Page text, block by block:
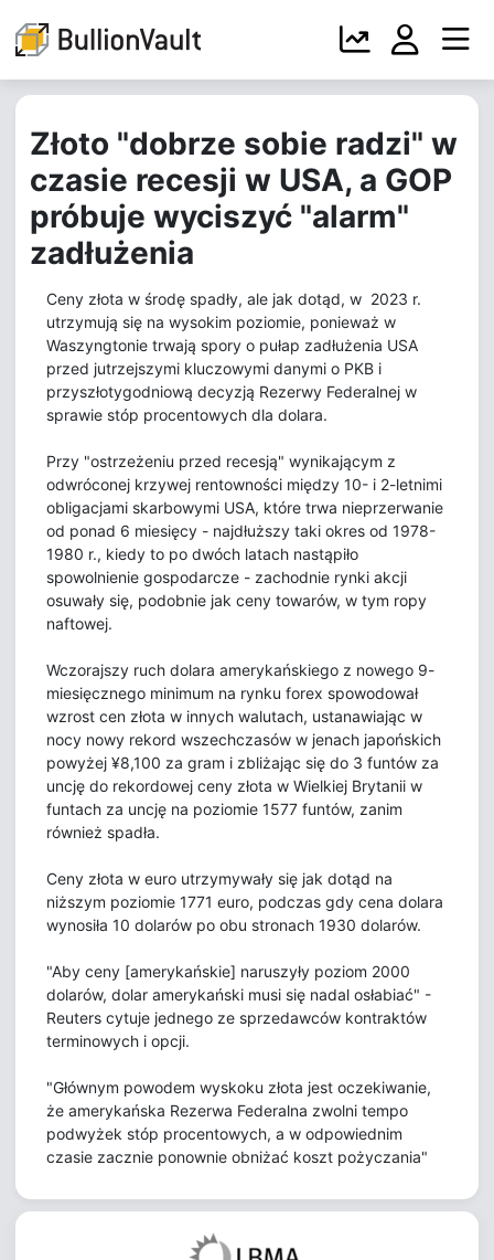
Złoto "dobrze sobie radzi" w
czasie recesji w USA, a GOP
próbuje wyciszyć "alarm"
zadłużenia
Ceny złota w środę spadły, ale jak dotąd, w 2023 r.
utrzymują się na wysokim poziomie, ponieważ w
Waszyngtonie trwają spory o pułap zadłużenia USA
przed jutrzejszymi kluczowymi danymi o PKB i
przyszłotygodniową decyzją Rezerwy Federalnej w
sprawie stóp procentowych dla dolara.
Przy "ostrzeżeniu przed recesją" wynikającym z
odwróconej krzywej rentowności między 10- i 2-letnimi
obligacjami skarbowymi USA, które trwa nieprzerwanie
od ponad 6 miesięcy - najdłuższy taki okres od 1978-
1980 r., kiedy to po dwóch latach nastąpiło
spowolnienie gospodarcze - zachodnie rynki akcji
osuwały się, podobnie jak ceny towarów, w tym ropy
naftowej.
Wczorajszy ruch dolara amerykańskiego z nowego 9-
miesięcznego minimum na rynku forex spowodował
wzrost cen złota w innych walutach, ustanawiając w
nocy nowy rekord wszechczasów w jenach japońskich
powyżej ¥8,100 za gram i zbliżając się do 3 funtów za
uncję do rekordowej ceny złota w Wielkiej Brytanii w
funtach za uncję na poziomie 1577 funtów, zanim
również spadła.
Ceny złota w euro utrzymywały się jak dotąd na
niższym poziomie 1771 euro, podczas gdy cena dolara
wynosiła 10 dolarów po obu stronach 1930 dolarów.
"Aby ceny [amerykańskie] naruszyły poziom 2000
dolarów, dolar amerykański musi się nadal osłabiać" -
Reuters cytuje jednego ze sprzedawców kontraktów
terminowych i opcji.
"Głównym powodem wyskoku złota jest oczekiwanie,
że amerykańska Rezerwa Federalna zwolni tempo
podwyżek stóp procentowych, a w odpowiednim
czasie zacznie ponownie obniżać koszt pożyczania"